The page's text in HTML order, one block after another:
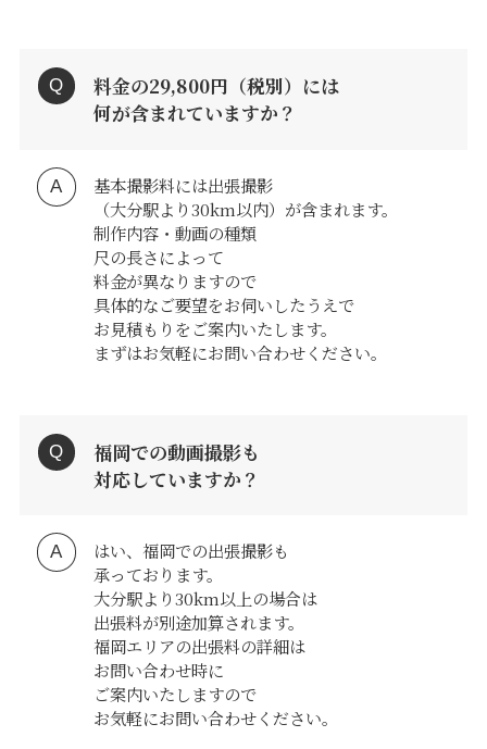
料金の29,800円（税別）には
何が含まれていますか？
基本撮影料には出張撮影
（大分駅より30km以内）が含まれます。
制作内容・動画の種類
尺の長さによって
料金が異なりますので
具体的なご要望をお伺いしたうえで
お見積もりをご案内いたします。
まずはお気軽にお問い合わせください。
福岡での動画撮影も
対応していますか？
はい、福岡での出張撮影も
承っております。
大分駅より30km以上の場合は
出張料が別途加算されます。
福岡エリアの出張料の詳細は
お問い合わせ時に
ご案内いたしますので
お気軽にお問い合わせください。